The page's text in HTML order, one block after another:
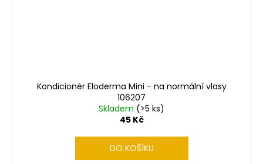
Kondicionér Eloderma Mini - na normální vlasy
106207
Skladem (>5 ks)
45 Kč
DO KOŠÍKU